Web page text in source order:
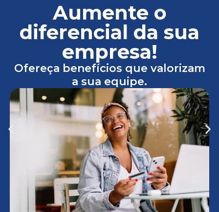
Aumente o
diferencial da sua
empresa!
Ofereça benefícios que valorizam
a sua equipe.